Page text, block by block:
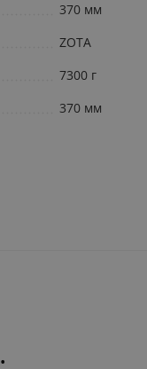
370 мм
ZOTA
7300 г
370 мм